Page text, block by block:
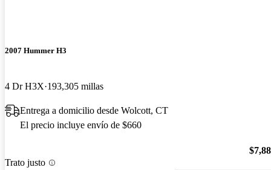
2007 Hummer H3
4 Dr H3X 193,305 millas
Entrega a domicilio desde Wolcott, CT
El precio incluye envío de $660
Trato justo